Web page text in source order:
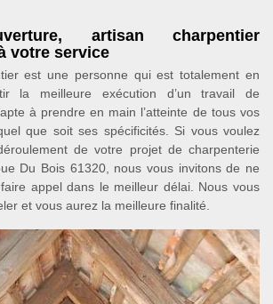
artisan charpentier
votre service
est une personne qui est totalement en
la meilleure exécution d’un travail de
à prendre en main l’atteinte de tous vos
que soit ses spécificités. Si vous voulez
de votre projet de charpenterie
Du Bois 61320, nous vous invitons de ne
appel dans le meilleur délai. Nous vous
et vous aurez la meilleure finalité.